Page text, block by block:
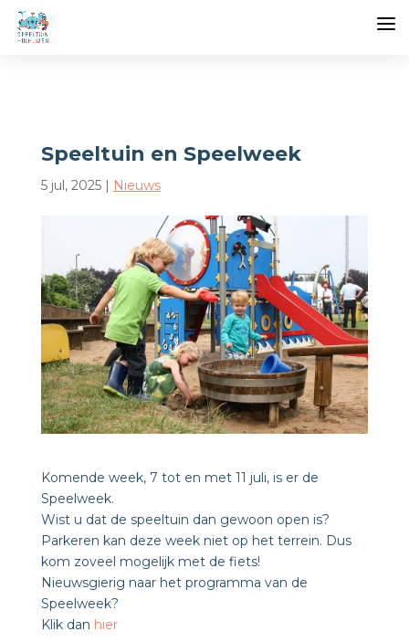
Speeltuin en Speelweek
5 jul, 2025| Nieuws
Komende week, 7 tot en met 11 juli, is er de
Speelweek.
Wist u dat de speeltuin dan gewoon open is?
Parkeren kan deze week niet op het terrein. Dus
kom zoveel mogelijk met de fiets!
Nieuwsgierig naar het programma van de
Speelweek?
Klik dan hier